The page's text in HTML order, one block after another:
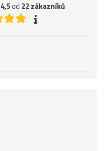
4,5od 22 zákazníků